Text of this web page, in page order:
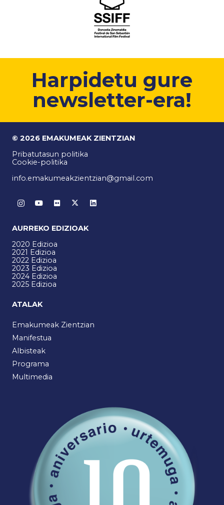
Harpidetu gure
newsletter-era!
© 2026 EMAKUMEAK ZIENTZIAN
Pribatutasun politika
Cookie-politika
info.emakumeakzientzian@gmail.com
AURREKO EDIZIOAK
2020 Edizioa
2021 Edizioa
2022 Edizioa
2023 Edizioa
2024 Edizioa
2025 Edizioa
ATALAK
Emakumeak Zientzian
Manifestua
Albisteak
Programa
Multimedia